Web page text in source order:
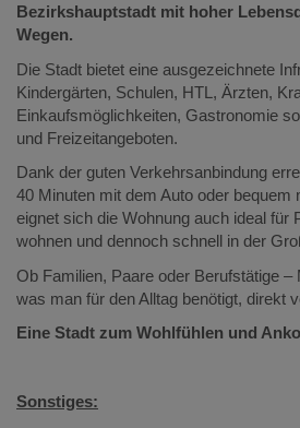
Bezirkshauptstadt mit hoher
Wegen.
Die Stadt bietet eine ausgezeichnete
Kindergärten, Schulen, HTL, Ärzten,
Einkaufsmöglichkeiten, Gastronomie
und Freizeitangeboten.
Dank der guten Verkehrsanbindung
40 Minuten mit dem Auto oder bequem
eignet sich die Wohnung auch ideal für
wohnen und dennoch schnell in der
Ob Familien, Paare oder Berufstätige –
was man für den Alltag benötigt, direkt
Eine Stadt zum Wohlfühlen und
Sonstiges: